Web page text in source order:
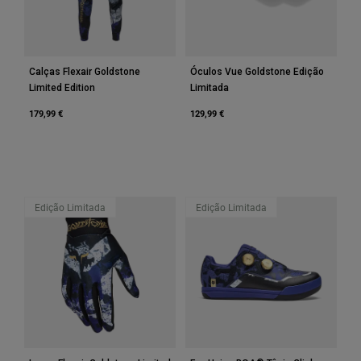
Accessories
Bags & Backpacks
Calças Flexair Goldstone
Limited Edition
179,99 €
Óculos Vue Goldstone Edição
Limitada
129,99 €
Edição Limitada Edição Limitada